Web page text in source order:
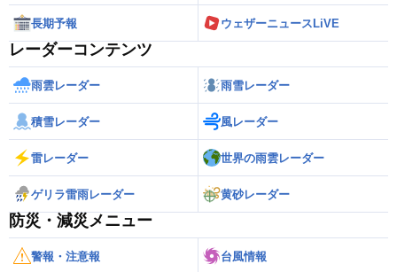
長期予報 ウェザーニュースLiVE
レーダーコンテンツ
雨雲レーダー 雨雪レーダー
積雪レーダー 風レーダー
雷レーダー 世界の雨雲レーダー
ゲリラ雷雨レーダー 黄砂レーダー
防災・減災メニュー
警報・注意報 台風情報